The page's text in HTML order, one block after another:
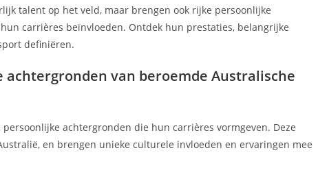
talent op het veld, maar brengen ook rijke persoonlijke
carrières beïnvloeden. Ontdek hun prestaties, belangrijke
definiëren.
van beroemde Australische
achtergronden die hun carrières vormgeven. Deze
en brengen unieke culturele invloeden en ervaringen mee